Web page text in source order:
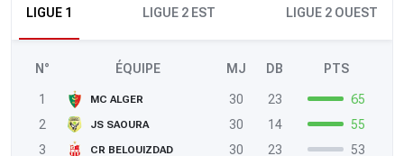
LIGUE 1 LIGUE 2 EST LIGUE 2 OUEST
N° ÉQUIPE MJ DB PTS
1 MC ALGER 30 23
65
2
JS SAOURA 30 14
55
3
CR BELOUIZDAD 30 23
53